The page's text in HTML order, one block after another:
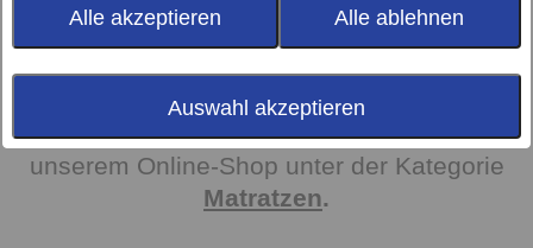
Alle akzeptieren Alle ablehnen
Auswahl akzeptieren
Seit 75 Jahren sind wir Spezialisten in
Sachen Matratzen, Lattenroste und
Bettgestelle.
Mehr Informationen erhalten Sie in
unserem Online-Shop unter der Kategorie
Matratzen.